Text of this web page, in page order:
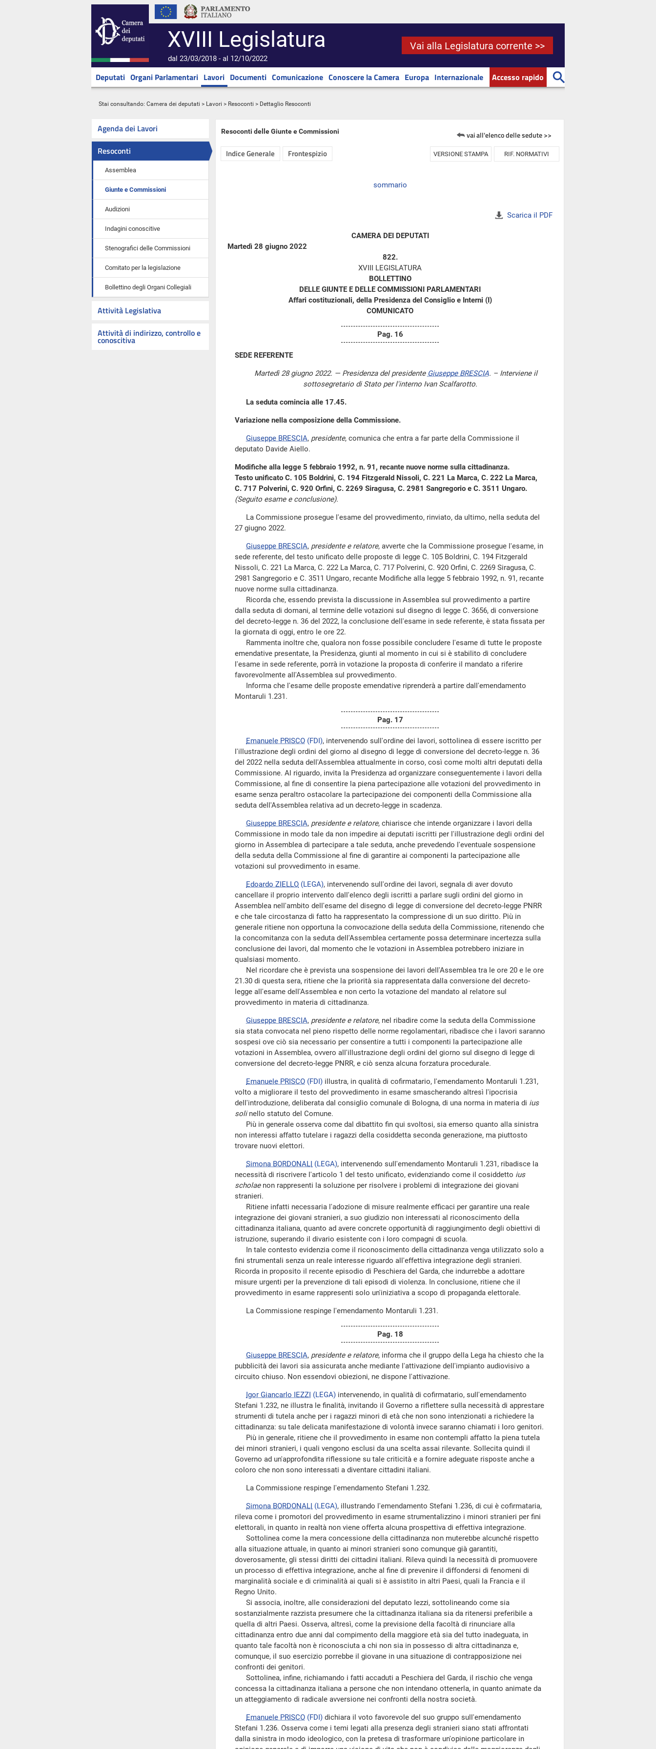
XVIII Legislatura
dal 23/03/2018 - al 12/10/2022
Vai alla Legislatura corrente >>
Deputati Organi Parlamentari Lavori Documenti Comunicazione Conoscere la Camera Europa Internazionale Accesso rapido
Stai consultando: Camera dei deputati > Lavori > Resoconti > Dettaglio Resoconti
Agenda dei Lavori
Resoconti
Assemblea
Giunte e Commissioni
Audizioni
Indagini conoscitive
Stenografici delle Commissioni
Comitato per la legislazione
Bollettino degli Organi Collegiali
Attività Legislativa
Attività di indirizzo, controllo e
conoscitiva
Resoconti delle Giunte e Commissioni vai all'elenco delle sedute >>
Indice Generale Frontespizio VERSIONE STAMPA RIF. NORMATIVI
sommario
Scarica il PDF
CAMERA DEI DEPUTATI
Martedì 28 giugno 2022
822.
XVIII LEGISLATURA
BOLLETTINO
DELLE GIUNTE E DELLE COMMISSIONI PARLAMENTARI
Affari costituzionali, della Presidenza del Consiglio e Interni (I)
COMUNICATO
Pag. 16
SEDE REFERENTE
Martedì 28 giugno 2022. — Presidenza del presidente Giuseppe BRESCIA. – Interviene il
sottosegretario di Stato per l'interno Ivan Scalfarotto.
La seduta comincia alle 17.45.
Variazione nella composizione della Commissione.
Giuseppe BRESCIA, presidente, comunica che entra a far parte della Commissione il
deputato Davide Aiello.
Modifiche alla legge 5 febbraio 1992, n. 91, recante nuove norme sulla cittadinanza.
Testo unificato C. 105 Boldrini, C. 194 Fitzgerald Nissoli, C. 221 La Marca, C. 222 La Marca,
C. 717 Polverini, C. 920 Orfini, C. 2269 Siragusa, C. 2981 Sangregorio e C. 3511 Ungaro.
(Seguito esame e conclusione).
La Commissione prosegue l'esame del provvedimento, rinviato, da ultimo, nella seduta del
27 giugno 2022.
Giuseppe BRESCIA, presidente e relatore, avverte che la Commissione prosegue l'esame, in
sede referente, del testo unificato delle proposte di legge C. 105 Boldrini, C. 194 Fitzgerald
Nissoli, C. 221 La Marca, C. 222 La Marca, C. 717 Polverini, C. 920 Orfini, C. 2269 Siragusa, C.
2981 Sangregorio e C. 3511 Ungaro, recante Modifiche alla legge 5 febbraio 1992, n. 91, recante
nuove norme sulla cittadinanza.
Ricorda che, essendo prevista la discussione in Assemblea sul provvedimento a partire
dalla seduta di domani, al termine delle votazioni sul disegno di legge C. 3656, di conversione
del decreto-legge n. 36 del 2022, la conclusione dell'esame in sede referente, è stata fissata per
la giornata di oggi, entro le ore 22.
Rammenta inoltre che, qualora non fosse possibile concludere l'esame di tutte le proposte
emendative presentate, la Presidenza, giunti al momento in cui si è stabilito di concludere
l'esame in sede referente, porrà in votazione la proposta di conferire il mandato a riferire
favorevolmente all'Assemblea sul provvedimento.
Informa che l'esame delle proposte emendative riprenderà a partire dall'emendamento
Montaruli 1.231.
Pag. 17
Emanuele PRISCO (FDI), intervenendo sull'ordine dei lavori, sottolinea di essere iscritto per
l'illustrazione degli ordini del giorno al disegno di legge di conversione del decreto-legge n. 36
del 2022 nella seduta dell'Assemblea attualmente in corso, così come molti altri deputati della
Commissione. Al riguardo, invita la Presidenza ad organizzare conseguentemente i lavori della
Commissione, al fine di consentire la piena partecipazione alle votazioni del provvedimento in
esame senza peraltro ostacolare la partecipazione dei componenti della Commissione alla
seduta dell'Assemblea relativa ad un decreto-legge in scadenza.
Giuseppe BRESCIA, presidente e relatore, chiarisce che intende organizzare i lavori della
Commissione in modo tale da non impedire ai deputati iscritti per l'illustrazione degli ordini del
giorno in Assemblea di partecipare a tale seduta, anche prevedendo l'eventuale sospensione
della seduta della Commissione al fine di garantire ai componenti la partecipazione alle
votazioni sul provvedimento in esame.
Edoardo ZIELLO (LEGA), intervenendo sull'ordine dei lavori, segnala di aver dovuto
cancellare il proprio intervento dall'elenco degli iscritti a parlare sugli ordini del giorno in
Assemblea nell'ambito dell'esame del disegno di legge di conversione del decreto-legge PNRR
e che tale circostanza di fatto ha rappresentato la compressione di un suo diritto. Più in
generale ritiene non opportuna la convocazione della seduta della Commissione, ritenendo che
la concomitanza con la seduta dell'Assemblea certamente possa determinare incertezza sulla
conclusione dei lavori, dal momento che le votazioni in Assemblea potrebbero iniziare in
qualsiasi momento.
Nel ricordare che è prevista una sospensione dei lavori dell'Assemblea tra le ore 20 e le ore
21.30 di questa sera, ritiene che la priorità sia rappresentata dalla conversione del decreto-
legge all'esame dell'Assemblea e non certo la votazione del mandato al relatore sul
provvedimento in materia di cittadinanza.
Giuseppe BRESCIA, presidente e relatore, nel ribadire come la seduta della Commissione
sia stata convocata nel pieno rispetto delle norme regolamentari, ribadisce che i lavori saranno
sospesi ove ciò sia necessario per consentire a tutti i componenti la partecipazione alle
votazioni in Assemblea, ovvero all'illustrazione degli ordini del giorno sul disegno di legge di
conversione del decreto-legge PNRR, e ciò senza alcuna forzatura procedurale.
Emanuele PRISCO (FDI) illustra, in qualità di cofirmatario, l'emendamento Montaruli 1.231,
volto a migliorare il testo del provvedimento in esame smascherando altresì l'ipocrisia
dell'introduzione, deliberata dal consiglio comunale di Bologna, di una norma in materia di ius
solinello statuto del Comune.
Più in generale osserva come dal dibattito fin qui svoltosi, sia emerso quanto alla sinistra
non interessi affatto tutelare i ragazzi della cosiddetta seconda generazione, ma piuttosto
trovare nuovi elettori.
Simona BORDONALI (LEGA), intervenendo sull'emendamento Montaruli 1.231, ribadisce la
necessità di riscrivere l'articolo 1 del testo unificato, evidenziando come il cosiddetto ius
scholaenon rappresenti la soluzione per risolvere i problemi di integrazione dei giovani
stranieri.
Ritiene infatti necessaria l'adozione di misure realmente efficaci per garantire una reale
integrazione dei giovani stranieri, a suo giudizio non interessati al riconoscimento della
cittadinanza italiana, quanto ad avere concrete opportunità di raggiungimento degli obiettivi di
istruzione, superando il divario esistente con i loro compagni di scuola.
In tale contesto evidenzia come il riconoscimento della cittadinanza venga utilizzato solo a
fini strumentali senza un reale interesse riguardo all'effettiva integrazione degli stranieri.
Ricorda in proposito il recente episodio di Peschiera del Garda, che indurrebbe a adottare
misure urgenti per la prevenzione di tali episodi di violenza. In conclusione, ritiene che il
provvedimento in esame rappresenti solo un'iniziativa a scopo di propaganda elettorale.
La Commissione respinge l'emendamento Montaruli 1.231.
Pag. 18
Giuseppe BRESCIA, presidente e relatore, informa che il gruppo della Lega ha chiesto che la
pubblicità dei lavori sia assicurata anche mediante l'attivazione dell'impianto audiovisivo a
circuito chiuso. Non essendovi obiezioni, ne dispone l'attivazione.
Igor Giancarlo IEZZI (LEGA) intervenendo, in qualità di cofirmatario, sull'emendamento
Stefani 1.232, ne illustra le finalità, invitando il Governo a riflettere sulla necessità di apprestare
strumenti di tutela anche per i ragazzi minori di età che non sono intenzionati a richiedere la
cittadinanza: su tale delicata manifestazione di volontà invece saranno chiamati i loro genitori.
Più in generale, ritiene che il provvedimento in esame non contempli affatto la piena tutela
dei minori stranieri, i quali vengono esclusi da una scelta assai rilevante. Sollecita quindi il
Governo ad un'approfondita riflessione su tale criticità e a fornire adeguate risposte anche a
coloro che non sono interessati a diventare cittadini italiani.
La Commissione respinge l'emendamento Stefani 1.232.
Simona BORDONALI (LEGA), illustrando l'emendamento Stefani 1.236, di cui è cofirmataria,
rileva come i promotori del provvedimento in esame strumentalizzino i minori stranieri per fini
elettorali, in quanto in realtà non viene offerta alcuna prospettiva di effettiva integrazione.
Sottolinea come la mera concessione della cittadinanza non muterebbe alcunché rispetto
alla situazione attuale, in quanto ai minori stranieri sono comunque già garantiti,
doverosamente, gli stessi diritti dei cittadini italiani. Rileva quindi la necessità di promuovere
un processo di effettiva integrazione, anche al fine di prevenire il diffondersi di fenomeni di
marginalità sociale e di criminalità ai quali si è assistito in altri Paesi, quali la Francia e il
Regno Unito.
Si associa, inoltre, alle considerazioni del deputato Iezzi, sottolineando come sia
sostanzialmente razzista presumere che la cittadinanza italiana sia da ritenersi preferibile a
quella di altri Paesi. Osserva, altresì, come la previsione della facoltà di rinunciare alla
cittadinanza entro due anni dal compimento della maggiore età sia del tutto inadeguata, in
quanto tale facoltà non è riconosciuta a chi non sia in possesso di altra cittadinanza e,
comunque, il suo esercizio porrebbe il giovane in una situazione di contrapposizione nei
confronti dei genitori.
Sottolinea, infine, richiamando i fatti accaduti a Peschiera del Garda, il rischio che venga
concessa la cittadinanza italiana a persone che non intendano ottenerla, in quanto animate da
un atteggiamento di radicale avversione nei confronti della nostra società.
Emanuele PRISCO (FDI) dichiara il voto favorevole del suo gruppo sull'emendamento
Stefani 1.236. Osserva come i temi legati alla presenza degli stranieri siano stati affrontati
dalla sinistra in modo ideologico, con la pretesa di trasformare un'opinione particolare in